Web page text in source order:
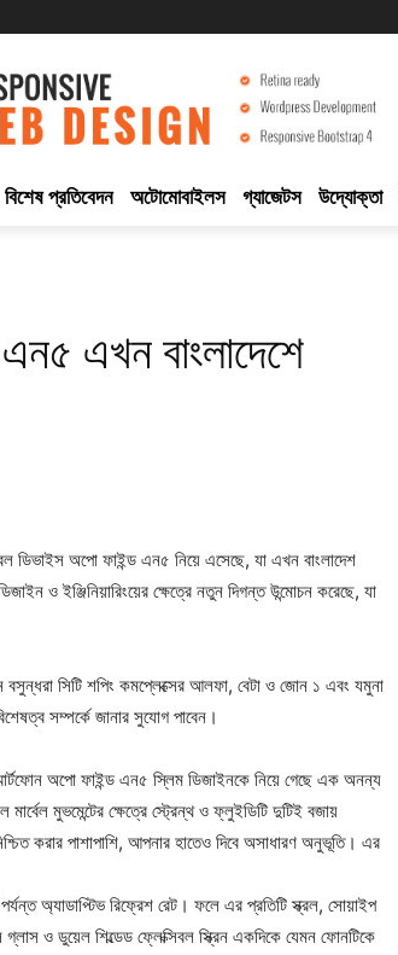
বিশেষ প্রতিবেদন অটোমোবাইলস গ্যাজেটস উদ্যোক্তা
এখন বাংলাদেশে
ডিভাইস অপো ফাইন্ড এন৫ নিয়ে এসেছে, যা এখন বাংলাদেশ
ও ইঞ্জিনিয়ারিংয়ের ক্ষেত্রে নতুন দিগন্ত উন্মোচন করেছে, যা
বসুন্ধরা সিটি শপিং কমপ্লেক্সের আলফা, বেটা ও জোন ১ এবং যমুনা
সম্পর্কে জানার সুযোগ পাবেন।
অপো ফাইন্ড এন৫ স্লিম ডিজাইনকে নিয়ে গেছে এক অনন্য
মুভমেন্টের ক্ষেত্রে স্ট্রেন্থ ও ফ্লুইডিটি দুটিই বজায়
করার পাশাপাশি, আপনার হাতেও দিবে অসাধারণ অনুভূতি। এর
অ্যাডাপ্টিভ রিফ্রেশ রেট। ফলে এর প্রতিটি স্ক্রল, সোয়াইপ
ও ডুয়েল শিল্ডেড ফ্লেক্সিবল স্ক্রিন একদিকে যেমন ফোনটিকে